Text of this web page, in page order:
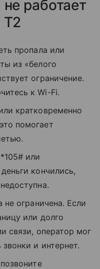
работает
T2
пропала или
из «белого
ограничение.
к Wi-Fi.
кратковременно
помогает
или
кончились,
не ограничена. Если
или долго
связи, оператор мог
и интернет.